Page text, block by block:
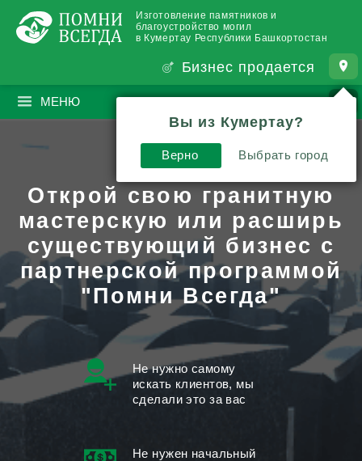
Изготовление памятников и
благоустройство могил
в Кумертау Республики Башкортостан
Бизнес продается
МЕНЮ ПОИСК
Открой свою гранитную
мастерскую или расширь
существующий бизнес с
партнерской программой
"Помни Всегда"
Не нужно самому
искать клиентов, мы
сделали это за вас
Не нужен начальный
Вы из Кумертау?
Верно Выбрать город